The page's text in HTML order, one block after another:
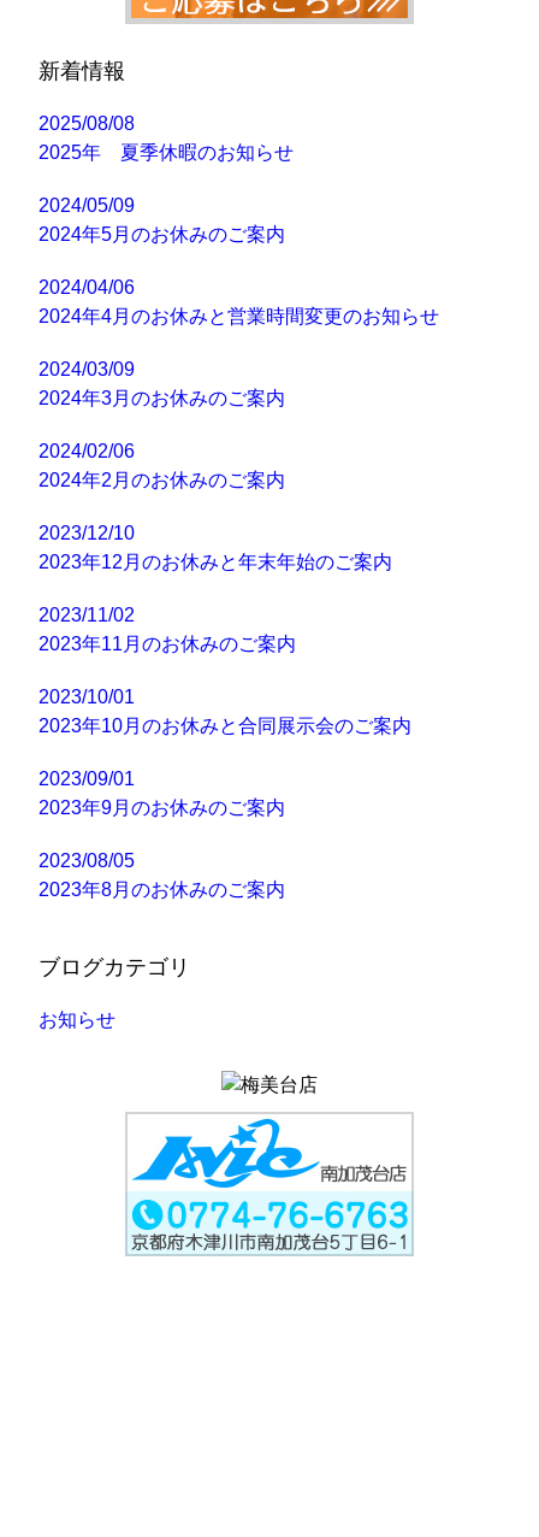
新着情報
2025/08/08
2025年 夏季休暇のお知らせ
2024/05/09
2024年5月のお休みのご案内
2024/04/06
2024年4月のお休みと営業時間変更のお知らせ
2024/03/09
2024年3月のお休みのご案内
2024/02/06
2024年2月のお休みのご案内
2023/12/10
2023年12月のお休みと年末年始のご案内
2023/11/02
2023年11月のお休みのご案内
2023/10/01
2023年10月のお休みと合同展示会のご案内
2023/09/01
2023年9月のお休みのご案内
2023/08/05
2023年8月のお休みのご案内
ブログカテゴリ
お知らせ